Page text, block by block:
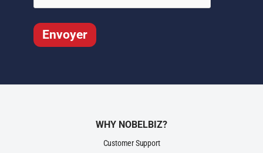
WHY NOBELBIZ?
Customer Support